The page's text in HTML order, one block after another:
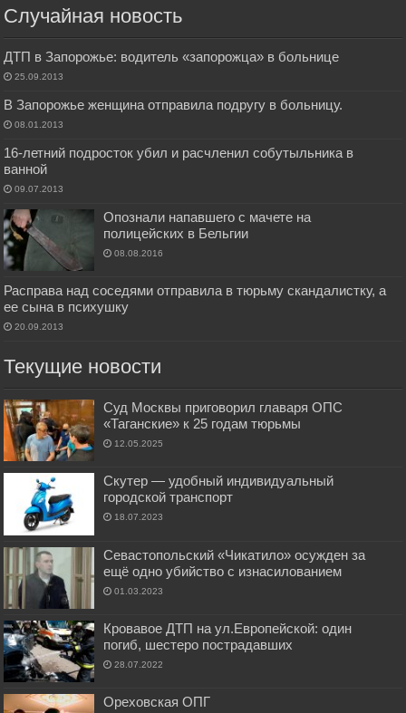
Случайная новость
ДТП в Запорожье: водитель «запорожца» в больнице
25.09.2013
В Запорожье женщина отправила подругу в больницу.
08.01.2013
16-летний подросток убил и расчленил собутыльника в
ванной
09.07.2013
Опознали напавшего с мачете на
полицейских в Бельгии
08.08.2016
Расправа над соседями отправила в тюрьму скандалистку, а
ее сына в психушку
20.09.2013
Текущие новости
Суд Москвы приговорил главаря ОПС
«Таганские» к 25 годам тюрьмы
12.05.2025
Скутер — удобный индивидуальный
городской транспорт
18.07.2023
Севастопольский «Чикатило» осужден за
ещё одно убийство с изнасилованием
01.03.2023
Кровавое ДТП на ул.Европейской: один
погиб, шестеро пострадавших
28.07.2022
Ореховская ОПГ